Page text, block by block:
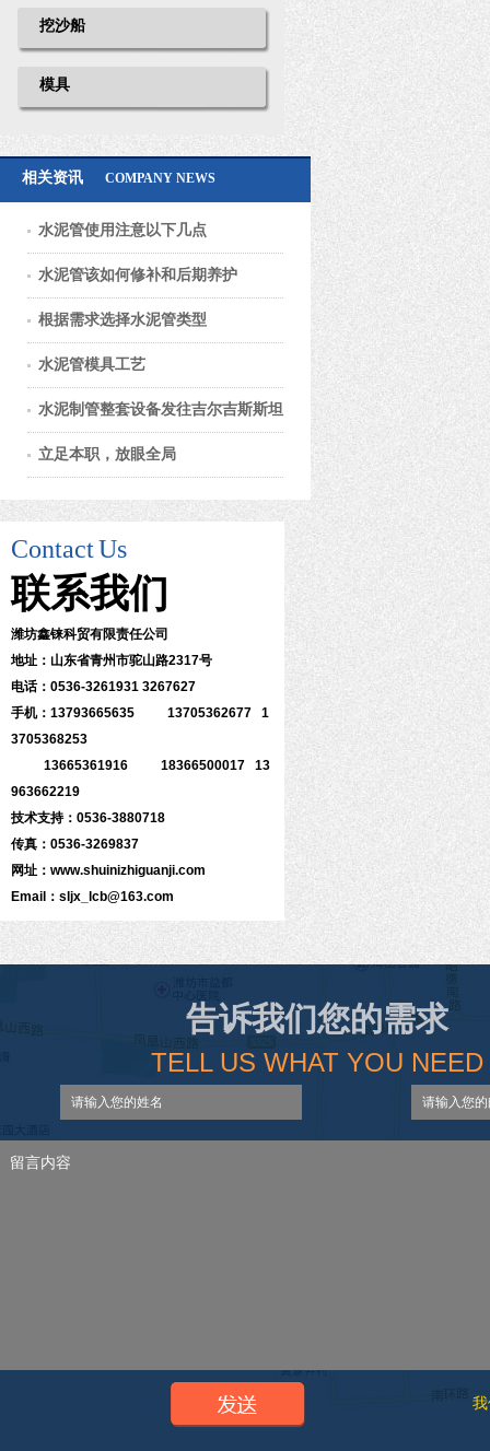
挖沙船
模具
相关资讯 COMPANY NEWS
水泥管使用注意以下几点
水泥管该如何修补和后期养护
根据需求选择水泥管类型
水泥管模具工艺
水泥制管整套设备发往吉尔吉斯斯坦
立足本职，放眼全局
ContactUs
联系我们
潍坊鑫铼科贸有限责任公司
地址：山东省青州市驼山路2317号
电话：0536-3261931 3267627
手机：13793665635 13705362677 1
3705368253
13665361916 18366500017 13
963662219
技术支持：0536-3880718
传真：0536-3269837
网址：www.shuinizhiguanji.com
Email：sljx_lcb@163.com
告诉我们您的需求
TELL US WHAT YOU NEED